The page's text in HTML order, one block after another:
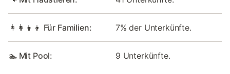
👩‍👩‍👧‍👦 Für Familien: 7% der Unterkünfte.
🏊 Mit Pool: 9 Unterkünfte.